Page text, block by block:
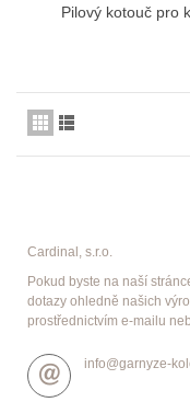
Pilový kotouč pro
Cardinal, s.r.o.
Pokud byste na naší
dotazy ohledně našich
prostřednictvím e-mailu
info@garnyze-